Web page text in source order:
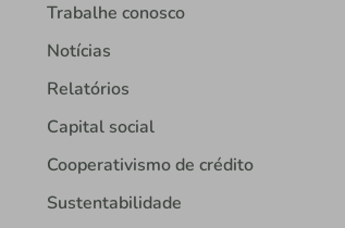
Trabalhe conosco
Notícias
Relatórios
Capital social
Cooperativismo de crédito
Sustentabilidade